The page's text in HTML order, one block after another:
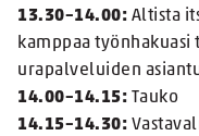
13.30–14.00: Altista
kamppaa
urapalveluiden
14.00–14.15: Tauko
14.15–14.30: